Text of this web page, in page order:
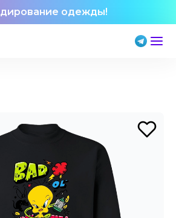
одежды!